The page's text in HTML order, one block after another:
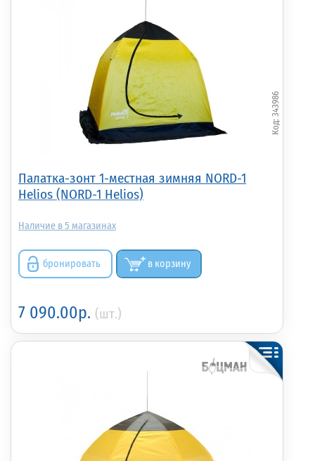
Палатка-зонт 1-местная зимняя NORD-1
Helios (NORD-1 Helios)
343986
5
бронировать в корзину
7 090.00р. (шт.)